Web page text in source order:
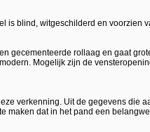
is blind, witgeschilderd en voorzien
gecementeerde rollaag en gaat
Mogelijk zijn de
verkenning. Uit de gegevens die
maken dat in het pand een